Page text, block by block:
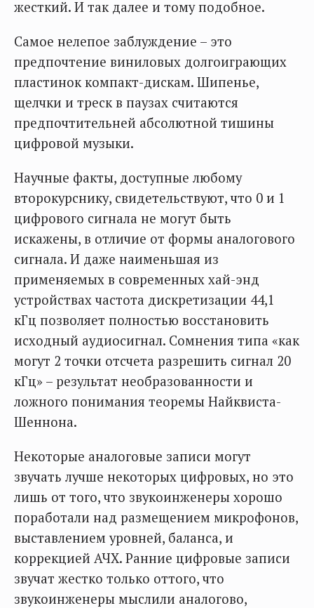
жесткий. И так далее и тому подобное.
Самое нелепое заблуждение – это
предпочтение виниловых долгоиграющих
пластинок компакт-дискам. Шипенье,
щелчки и треск в паузах считаются
предпочтительней абсолютной тишины
цифровой музыки.
Научные факты, доступные любому
второкурснику, свидетельствуют, что 0 и 1
цифрового сигнала не могут быть
искажены, в отличие от формы аналогового
сигнала. И даже наименьшая из
применяемых в современных хай-энд
устройствах частота дискретизации 44,1
кГц позволяет полностью восстановить
исходный аудиосигнал. Сомнения типа «как
могут 2 точки отсчета разрешить сигнал 20
кГц» – результат необразованности и
ложного понимания теоремы Найквиста-
Шеннона.
Некоторые аналоговые записи могут
звучать лучше некоторых цифровых, но это
лишь от того, что звукоинженеры хорошо
поработали над размещением микрофонов,
выставлением уровней, баланса, и
коррекцией АЧХ. Ранние цифровые записи
звучат жестко только оттого, что
звукоинженеры мыслили аналогово,